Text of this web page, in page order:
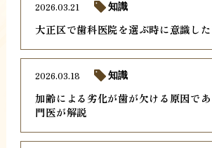
大正区で歯科医院を選ぶ時に意識した
2026.03.21 知識
加齢による劣化が歯が欠ける原因で
門医が解説
2026.03.18 知識